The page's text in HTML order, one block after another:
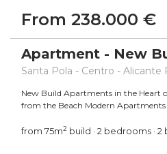
From 238.000 €
Apartment - New
Santa Pola - Centro - Alicante
New Build Apartments in the Heart
from the Beach Modern Apartments
from 75m2 build · 2 bedrooms · 2